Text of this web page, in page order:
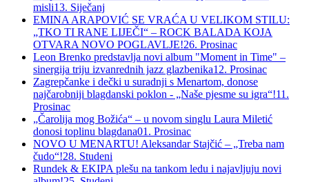
misli13. Siječanj
EMINA ARAPOVIĆ SE VRAĆA U VELIKOM STILU:
„TKO TI RANE LIJEČI“ – ROCK BALADA KOJA
OTVARA NOVO POGLAVLJE!26. Prosinac
Leon Brenko predstavlja novi album "Moment in Time" –
sinergija triju izvanrednih jazz glazbenika12. Prosinac
Zagrepčanke i dečki u suradnji s Menartom, donose
najčarobniji blagdanski poklon - „Naše pjesme su igra“!11.
Prosinac
„Čarolija mog Božića“ – u novom singlu Laura Miletić
donosi toplinu blagdana01. Prosinac
NOVO U MENARTU! Aleksandar Stajčić – „Treba nam
čudo“!28. Studeni
Rundek & EKIPA plešu na tankom ledu i najavljuju novi